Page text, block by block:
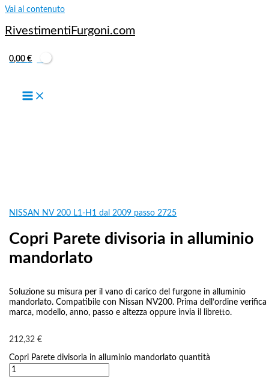
Vai al contenuto
RivestimentiFurgoni.com
0,00€
NISSAN NV 200 L1-H1 dal 2009 passo 2725
Copri Parete divisoria in alluminio
mandorlato
212,32€
Soluzione su misura per il vano di carico del furgone in alluminio
mandorlato. Compatibile con Nissan NV200. Prima dell’ordine verifica
marca, modello, anno, passo e altezza oppure invia il libretto.
Copri Parete divisoria in alluminio mandorlato quantità